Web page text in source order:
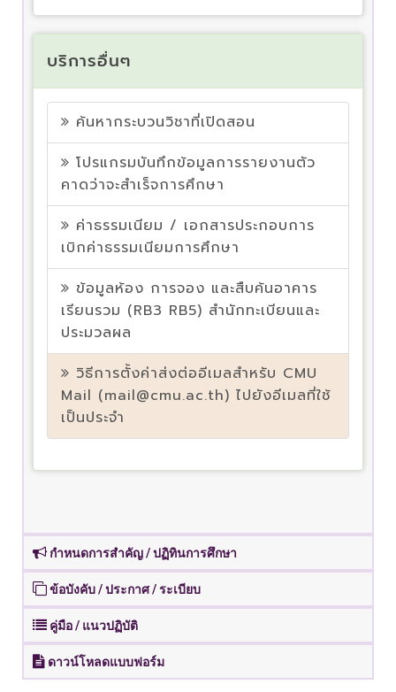
บริการอื่นๆ
ค้นหากระบวนวิชาที่เปิดสอน
โปรแกรมบันทึกข้อมูลการรายงานตัว
คาดว่าจะสำเร็จการศึกษา
ค่าธรรมเนียม / เอกสารประกอบการ
เบิกค่าธรรมเนียมการศึกษา
ข้อมูลห้อง การจอง และสืบค้นอาคาร
เรียนรวม (RB3 RB5) สำนักทะเบียนและ
ประมวลผล
วิธีการตั้งค่าส่งต่ออีเมลสำหรับ CMU
Mail (mail@cmu.ac.th) ไปยังอีเมลที่ใช้
เป็นประจำ
กำหนดการสำคัญ / ปฏิทินการศึกษา
ข้อบังคับ / ประกาศ / ระเบียบ
คู่มือ / แนวปฏิบัติ
ดาวน์โหลดแบบฟอร์ม